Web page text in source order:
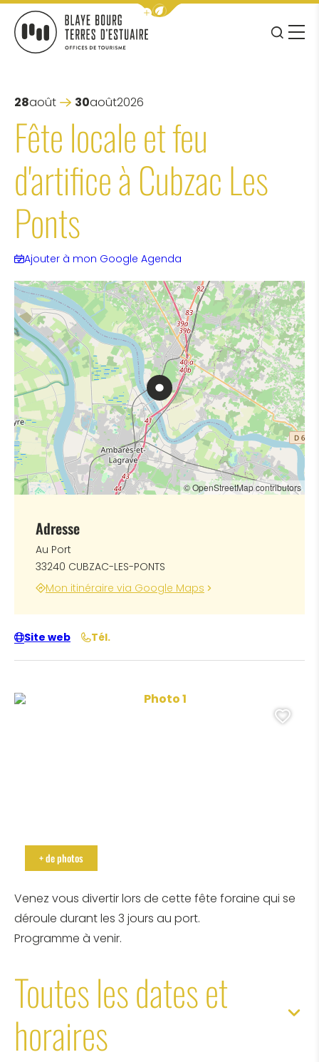
Afficher la barre de navigation
JE
MENU
28août 30août2026
Fête locale et feu
d'artifice à Cubzac Les
Ponts
Ajouter à mon Google Agenda
Photo 1, © Mathilde Clavier
+ de photos
Venez vous divertir lors de cette fête foraine qui se
déroule durant les 3 jours au port.
Programme à venir.
Toutes les dates et
horaires
© OpenStreetMap contributors
Adresse
Au Port
33240 CUBZAC-LES-PONTS
Mon itinéraire via Google Maps
Site web Tél.